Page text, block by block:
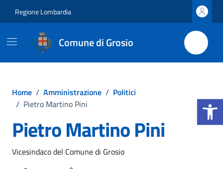
Apri la
Regione Lombardia
Comune di Grosio
Home / Amministrazione / Politici
/ Pietro Martino Pini
Pietro Martino Pini
Vicesindaco del Comune di Grosio